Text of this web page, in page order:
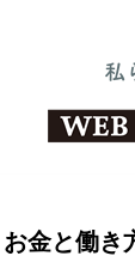
お金と働き